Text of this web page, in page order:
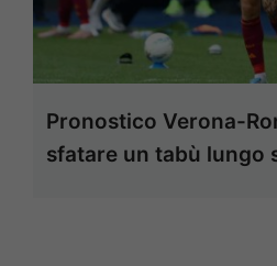
Pronostico Verona-
sfatare un tabù lungo